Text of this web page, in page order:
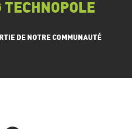
TECHNOPOLE
DE NOTRE COMMUNAUTÉ